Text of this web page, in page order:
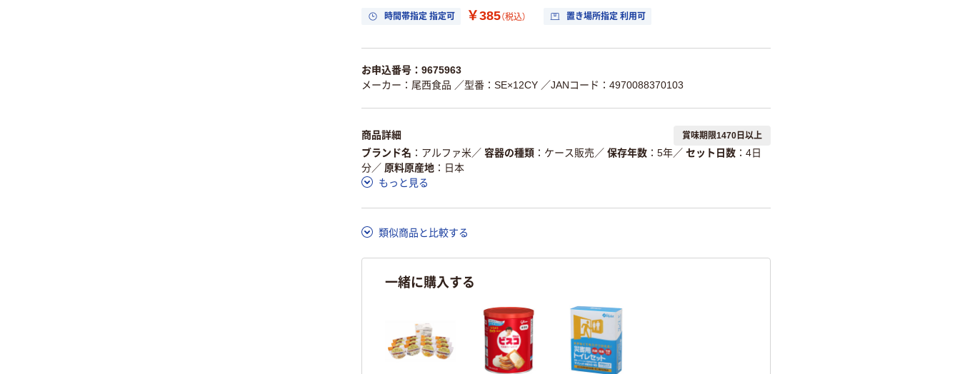
時間帯指定 指定可 ￥385（税込） 置き場所指定 利用可
お申込番号：9675963
メーカー：尾西食品 ／型番：SE×12CY ／JANコード：4970088370103
商品詳細 賞味期限1470日以上
ブランド名 アルファ米／ 容器の種類 ケース販売 ／ 保存年数 5年／ セット日数
4日
分／ 原料原産地
日本
もっと見る
類似商品と比較する
一緒に購入する